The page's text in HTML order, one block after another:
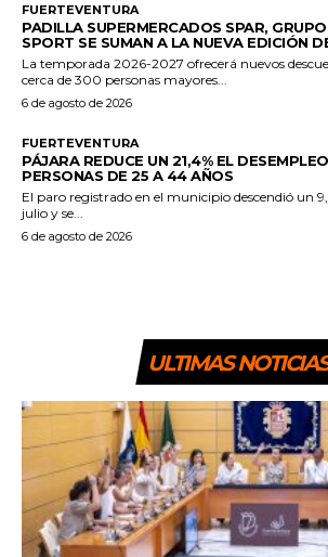
FUERTEVENTURA
PADILLA SUPERMERCADOS SPAR,
SPORT SE SUMAN A LA NUEVA EDICIÓN
La temporada 2026-2027 ofrecerá nuevos
cerca de 300 personas mayores...
6 de agosto de 2026
FUERTEVENTURA
PÁJARA REDUCE UN 21,4% EL
PERSONAS DE 25 A 44 AÑOS
El paro registrado en el municipio descendió un
julio y se...
6 de agosto de 2026
ULTIMAS NOTICIAS